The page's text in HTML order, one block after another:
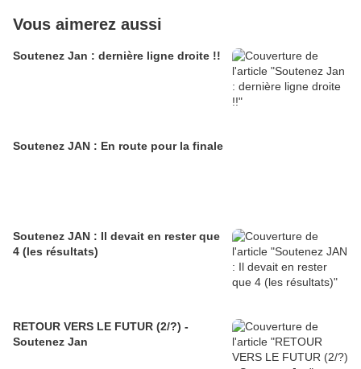
Vous aimerez aussi
Soutenez Jan : dernière ligne droite !!
Soutenez JAN : En route pour la finale
Soutenez JAN : Il devait en rester que
4 (les résultats)
RETOUR VERS LE FUTUR (2/?) -
Soutenez Jan